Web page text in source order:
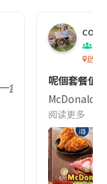
盒脆香雞翼加一杯
co
啟德
呢個套餐值
McDonald's
阅读更多